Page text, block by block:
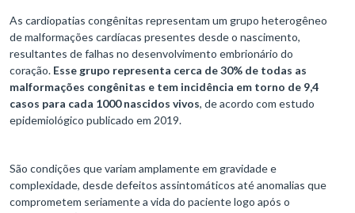
As cardiopatias congênitas representam um grupo heterogêneo
de malformações cardíacas presentes desde o nascimento,
resultantes de falhas no desenvolvimento embrionário do
coração. Esse grupo representa cerca de 30% de todas as
malformações congênitas e tem incidência em torno de 9,4
casos para cada 1000 nascidos vivos, de acordo com estudo
epidemiológico publicado em 2019.
São condições que variam amplamente em gravidade e
complexidade, desde defeitos assintomáticos até anomalias que
comprometem seriamente a vida do paciente logo após o